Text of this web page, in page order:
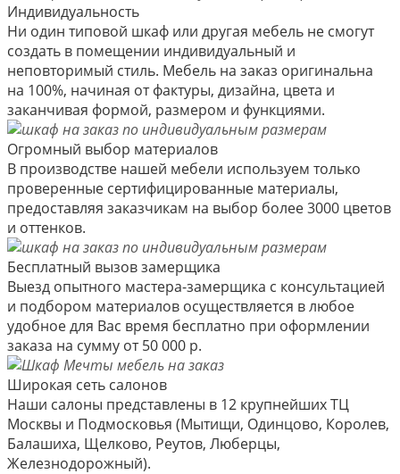
Индивидуальность
Ни один типовой шкаф или другая мебель не смогут
создать в помещении индивидуальный и
неповторимый стиль. Мебель на заказ оригинальна
на 100%, начиная от фактуры, дизайна, цвета и
заканчивая формой, размером и функциями.
Огромный выбор материалов
В производстве нашей мебели используем только
проверенные сертифицированные материалы,
предоставляя заказчикам на выбор более 3000 цветов
и оттенков.
Бесплатный вызов замерщика
Выезд опытного мастера-замерщика с консультацией
и подбором материалов осуществляется в любое
удобное для Вас время бесплатно при оформлении
заказа на сумму от 50 000 р.
Широкая сеть салонов
Наши салоны представлены в 12 крупнейших ТЦ
Москвы и Подмосковья (Мытищи, Одинцово, Королев,
Балашиха, Щелково, Реутов, Люберцы,
Железнодорожный).